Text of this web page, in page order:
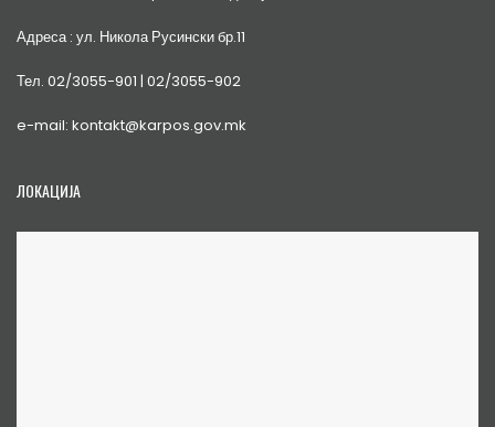
Адреса : ул. Никола Русински бр.11
Тел. 02/3055-901 | 02/3055-902
e-mail: kontakt@karpos.gov.mk
ЛОКАЦИЈА